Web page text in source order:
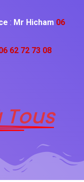
: Mr Hicham 06
62 72 73 08